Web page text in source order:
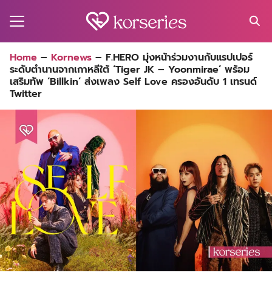
for:
Home – Kornews – F.HERO มุ่งหน้าร่วมงานกับแรปเปอร์
ระดับตำนานจากเกาหลีใต้ ‘Tiger JK – Yoonmirae’ พร้อม
เสริมทัพ ‘Billkin’ ส่งเพลง Self Love ครองอันดับ 1 เทรนด์
Twitter